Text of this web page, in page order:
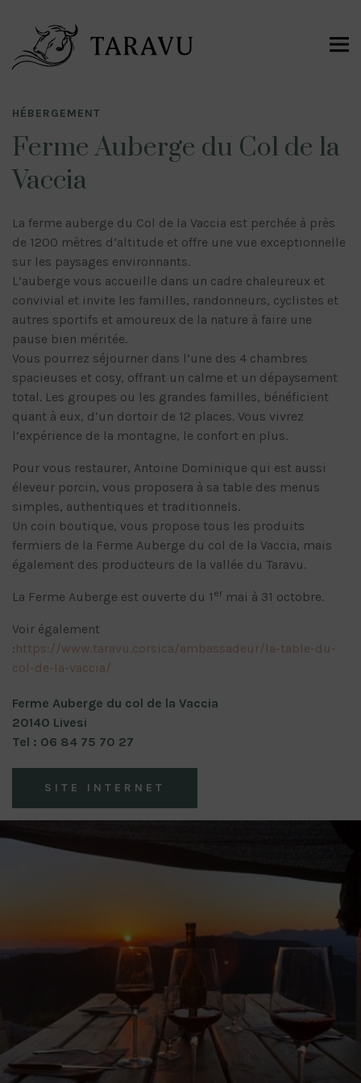
HÉBERGEMENT
Ferme Auberge du Col de la
Vaccia
La ferme auberge du Col de la Vaccia est perchée à près
de 1200 mètres d’altitude et offre une vue exceptionnelle
sur les paysages environnants.
L’auberge vous accueille dans un cadre chaleureux et
convivial et invite les familles, randonneurs, cyclistes et
autres sportifs et amoureux de la nature à faire une
pause bien méritée.
Vous pourrez séjourner dans l’une des 4 chambres
spacieuses et cosy, offrant un calme et un dépaysement
total. Les groupes ou les grandes familles, bénéficient
quant à eux, d’un dortoir de 12 places. Vous vivrez
l’expérience de la montagne, le confort en plus.
Pour vous restaurer, Antoine Dominique qui est aussi
éleveur porcin, vous proposera à sa table des menus
simples, authentiques et traditionnels.
Un coin boutique, vous propose tous les produits
fermiers de la Ferme Auberge du col de la Vaccia, mais
également des producteurs de la vallée du Taravu.
La Ferme Auberge est ouverte du 1 er mai à 31 octobre.
Voir également
:https://www.taravu.corsica/ambassadeur/la-table-du-
col-de-la-vaccia/
Ferme Auberge du col de la Vaccia
20140 Livesi
Tel : 06 84 75 70 27
SITE INTERNET